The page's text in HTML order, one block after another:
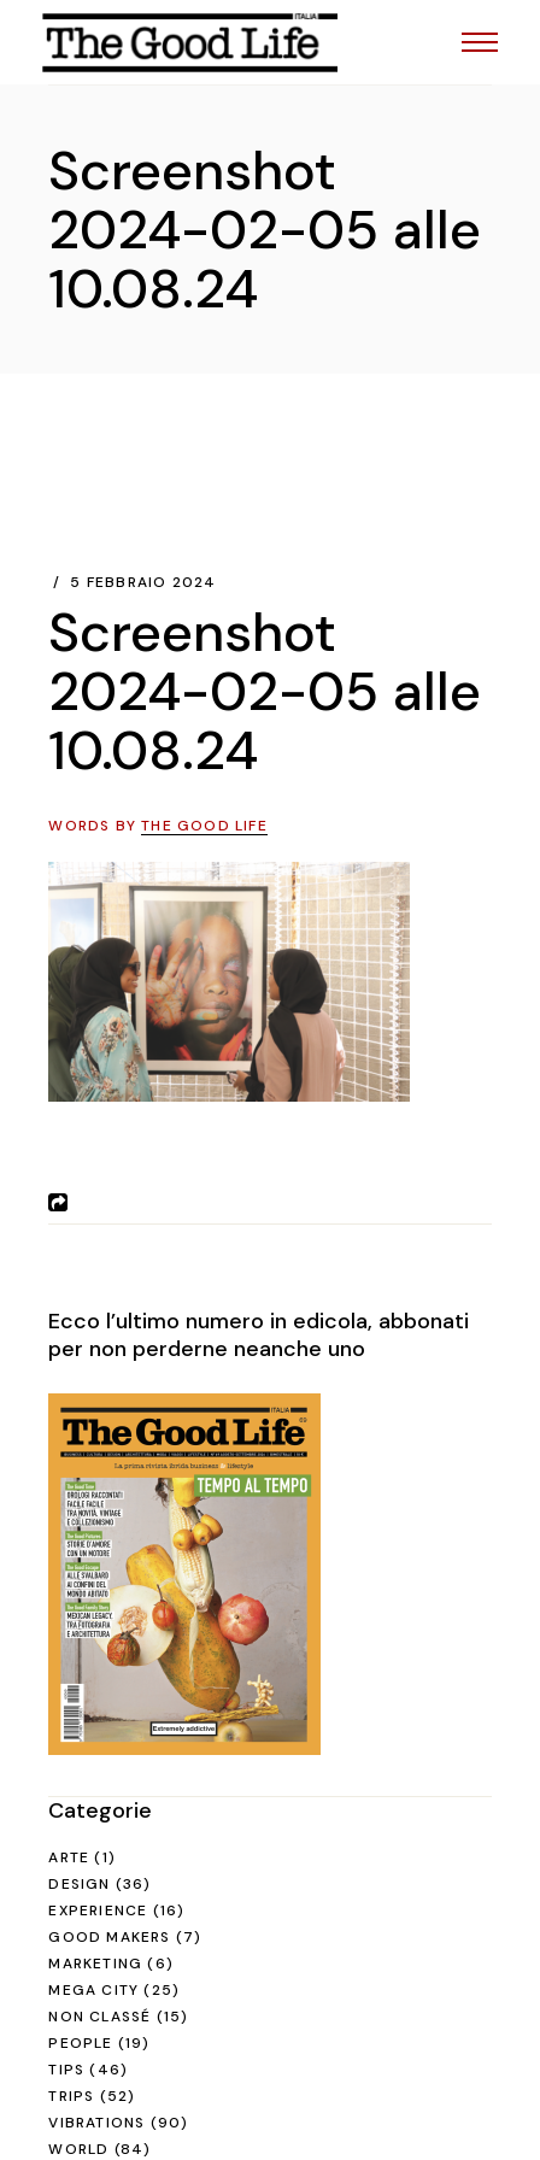
Screenshot
2024-02-05 alle
10.08.24
5 FEBBRAIO 2024
Screenshot
2024-02-05 alle
10.08.24
WORDS BYTHE GOOD LIFE
Ecco l’ultimo numero in edicola, abbonati
per non perderne neanche uno
Categorie
ARTE (1)
DESIGN (36)
EXPERIENCE (16)
GOOD MAKERS (7)
MARKETING (6)
MEGA CITY (25)
NON CLASSÉ (15)
PEOPLE (19)
TIPS (46)
TRIPS (52)
VIBRATIONS (90)
WORLD (84)